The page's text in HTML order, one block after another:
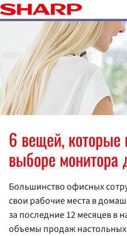
6 вещей, которые
выборе монитора
Большинство офисных
свои рабочие места в
за последние 12 месяцев в
объемы продаж